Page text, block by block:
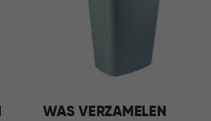
WAS VERZAMELEN